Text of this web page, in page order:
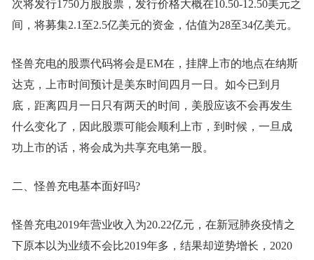
次将发行1750万股股票，发行价格大概在10.50-12.50美元之
间，将募集2.1至2.5亿美元的资金，估值为28至34亿美元。
怪兽充电的股票代码将会是EM在，挂牌上市的地点在纳斯
达克，上市时间预计是美东时间四月一日。如今已到月
底，距离四月一日只有两天的时间，美股应该不会再发生
什么变化了，因此股票可能会顺利上市，到时候，一旦成
功上市的话，将会成为共享充电第一股。
二、怪兽充电基本面好吗?
怪兽充电2019年营业收入为20.22亿元，在新冠肺炎疫情之
下原本以为业绩不会比2019年多，结果却逆势增长，2020